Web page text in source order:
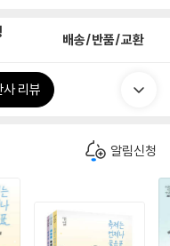
배송/반품/교환
리뷰
알림신청